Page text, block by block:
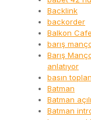
Backlink
backorder
Balkon
barış
Barış
anlatıyor
basın
Batman
Batman
Batman